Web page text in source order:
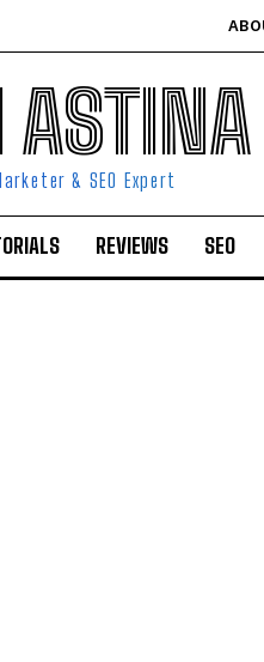
& SEO Expert
REVIEWS SEO